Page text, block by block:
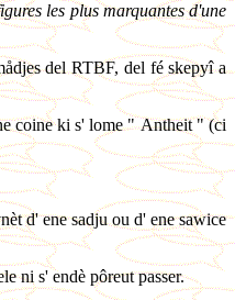
les plus marquantes d'une
del RTBF, del fé skepyî a
coine ki s' lome " Antheit " (ci
d' ene sadju ou d' ene sawice
ni s' endè pôreut passer.